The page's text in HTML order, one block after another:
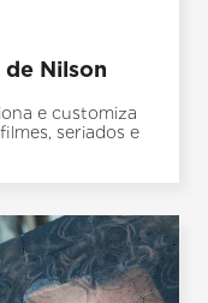
Nilson
e customiza
seriados e